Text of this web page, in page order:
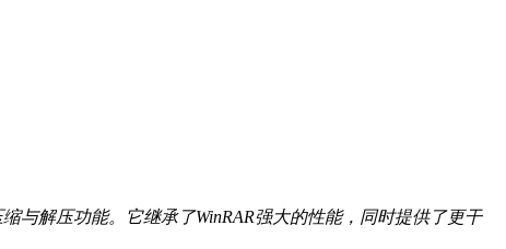
与解压功能。它继承了WinRAR强大的性能，同时提供了更干